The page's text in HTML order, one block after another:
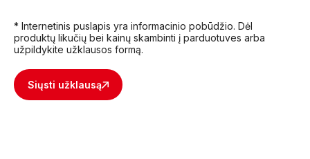
* Internetinis puslapis yra informacinio pobūdžio. Dėl
produktų likučių bei kainų skambinti į parduotuves arba
užpildykite užklausos formą.
Siųsti užklausą